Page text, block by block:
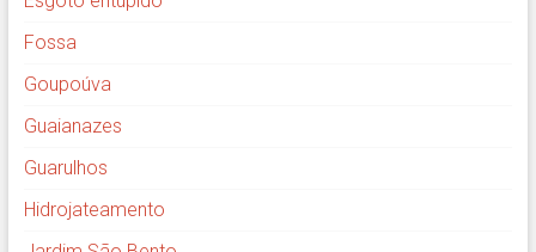
Fossa
Goupoúva
Guaianazes
Guarulhos
Hidrojateamento